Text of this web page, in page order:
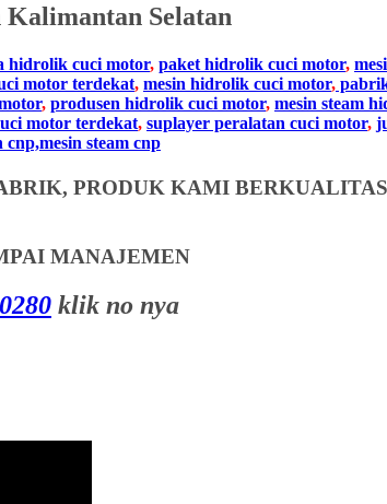
Selatan
hidrolik cuci motor, paket hidrolik cuci motor,
motor terdekat, mesin hidrolik cuci motor,
, produsen hidrolik cuci motor, mesin steam
motor terdekat, suplayer peralatan cuci motor,
cnp,mesin steam cnp
PRODUK KAMI
MANAJEMEN
klik no nya